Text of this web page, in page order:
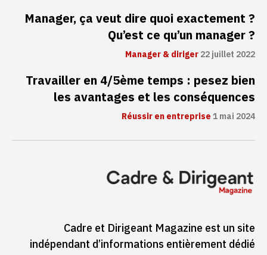
Manager, ça veut dire quoi exactement ?
Qu’est ce qu’un manager ?
Manager & diriger22 juillet 2022
Travailler en 4/5ème temps : pesez bien
les avantages et les conséquences
Réussir en entreprise1 mai 2024
Cadre et Dirigeant Magazine est un site
indépendant d’informations entièrement dédié